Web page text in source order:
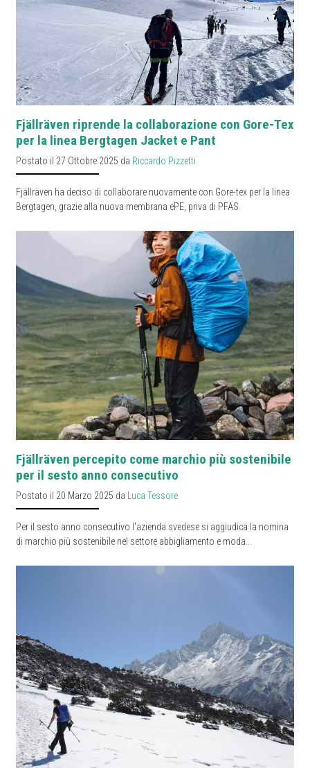
Fjällräven riprende la collaborazione con Gore-Tex
per la linea Bergtagen Jacket e Pant
Postato il 27 Ottobre 2025 da Riccardo Pizzetti
Fjällräven ha deciso di collaborare nuovamente con Gore-tex per la linea
Bergtagen, grazie alla nuova membrana ePE, priva di PFAS.
Fjällräven percepito come marchio più sostenibile
per il sesto anno consecutivo
Postato il 20 Marzo 2025 da Luca Tessore
Per il sesto anno consecutivo l'azienda svedese si aggiudica la nomina
di marchio più sostenibile nel settore abbigliamento e moda...